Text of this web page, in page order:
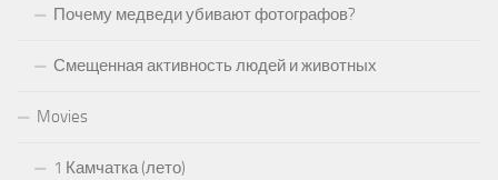
Почему медведи убивают фотографов?
Смещенная активность людей и животных
Movies
1 Камчатка (лето)